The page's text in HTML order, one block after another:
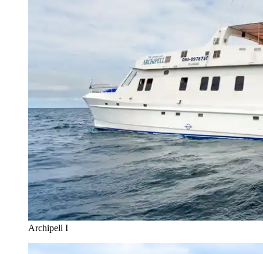
Archipell I